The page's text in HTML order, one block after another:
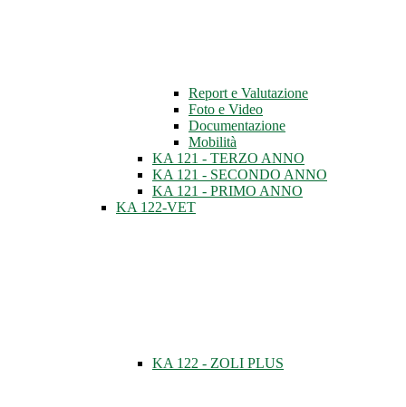
Report e Valutazione
Foto e Video
Documentazione
Mobilità
KA 121 - TERZO ANNO
KA 121 - SECONDO ANNO
KA 121 - PRIMO ANNO
KA 122-VET
KA 122 - ZOLI PLUS